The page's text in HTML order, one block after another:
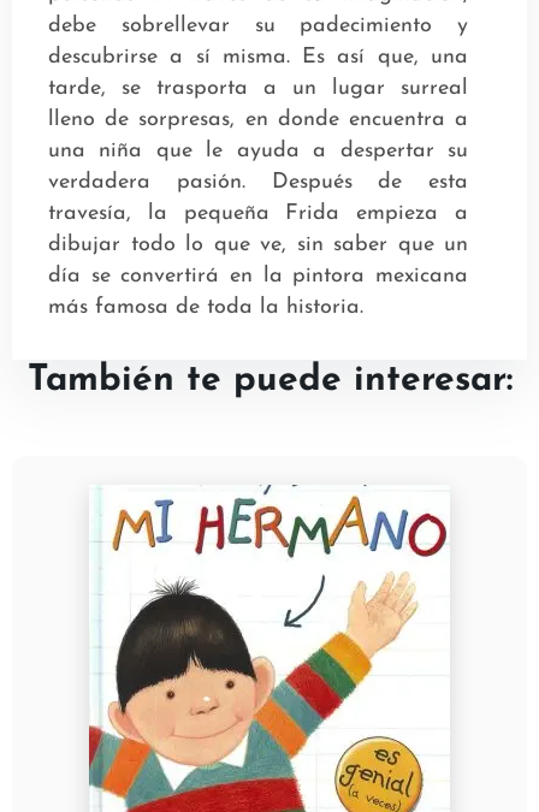
debe sobrellevar su padecimiento y
descubrirse a sí misma. Es así que, una
tarde, se trasporta a un lugar surreal
lleno de sorpresas, en donde encuentra a
una niña que le ayuda a despertar su
verdadera pasión. Después de esta
travesía, la pequeña Frida empieza a
dibujar todo lo que ve, sin saber que un
día se convertirá en la pintora mexicana
más famosa de toda la historia.
También te puede interesar: